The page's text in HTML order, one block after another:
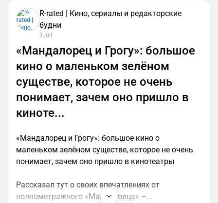
R-rated | Кино, сериалы и редакторские
будни
3 juil
«Мандалорец и Грогу»: большое
кино о маленьком зелёном
существе, которое не очень
понимает, зачем оно пришло в
киноте...
«Мандалорец и Грогу»: большое кино о
маленьком зелёном существе, которое не очень
понимает, зачем оно пришло в кинотеатры
Рассказал тут о своих впечатлениях от
полнометражного «Мандалорца» –...